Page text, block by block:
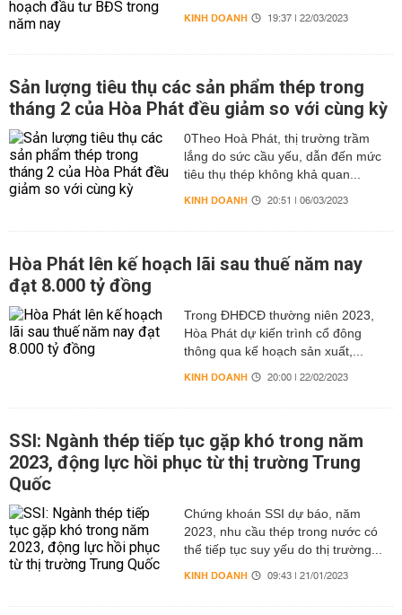
KINH DOANH 19:37 | 22/03/2023
Sản lượng tiêu thụ các sản phẩm thép trong
tháng 2 của Hòa Phát đều giảm so với cùng kỳ
0Theo Hoà Phát, thị trường trầm
lắng do sức cầu yếu, dẫn đến mức
tiêu thụ thép không khả quan...
KINH DOANH 20:51 | 06/03/2023
Hòa Phát lên kế hoạch lãi sau thuế năm nay
đạt 8.000 tỷ đồng
Trong ĐHĐCĐ thường niên 2023,
Hòa Phát dự kiến trình cổ đông
thông qua kế hoạch sản xuất,...
KINH DOANH 20:00 | 22/02/2023
SSI: Ngành thép tiếp tục gặp khó trong năm
2023, động lực hồi phục từ thị trường Trung
Quốc
Chứng khoán SSI dự báo, năm
2023, nhu cầu thép trong nước có
thể tiếp tục suy yếu do thị trường...
KINH DOANH 09:43 | 21/01/2023